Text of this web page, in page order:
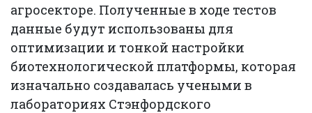
агросекторе. Полученные в ходе тестов
данные будут использованы для
оптимизации и тонкой настройки
биотехнологической платформы, которая
изначально создавалась учеными в
лабораториях Стэнфордского